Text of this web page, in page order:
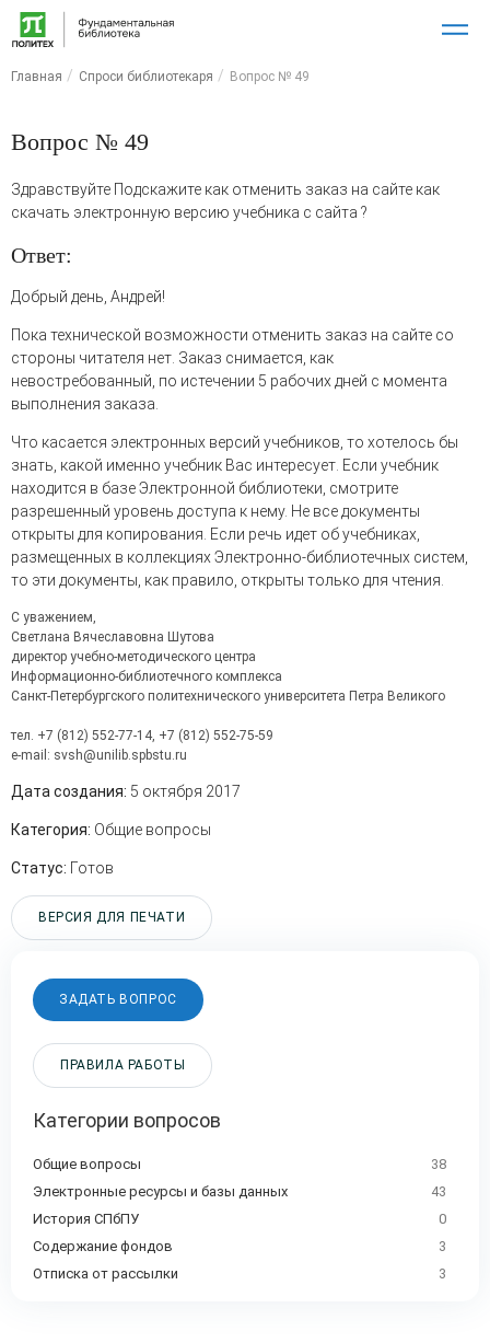
Главная Спроси библиотекаря Вопрос № 49
ЗАДАТЬ ВОПРОС
ПРАВИЛА РАБОТЫ
Категории вопросов
Общие вопросы
38
Электронные ресурсы и базы данных
43
История СПбПУ
0
Содержание фондов
3
Отписка от рассылки
3
Вопрос № 49
Здравствуйте Подскажите как отменить заказ на сайте как
скачать электронную версию учебника с сайта ?
Ответ:
Добрый день, Андрей!
Пока технической возможности отменить заказ на сайте со
стороны читателя нет. Заказ снимается, как
невостребованный, по истечении 5 рабочих дней с момента
выполнения заказа.
Что касается электронных версий учебников, то хотелось бы
знать, какой именно учебник Вас интересует. Если учебник
находится в базе Электронной библиотеки, смотрите
разрешенный уровень доступа к нему. Не все документы
открыты для копирования. Если речь идет об учебниках,
размещенных в коллекциях Электронно-библиотечных систем,
то эти документы, как правило, открыты только для чтения.
С уважением,
Светлана Вячеславовна Шутова
директор учебно-методического центра
Информационно-библиотечного комплекса
Санкт-Петербургского политехнического университета Петра Великого
тел. +7 (812) 552-77-14, +7 (812) 552-75-59
e-mail: svsh@unilib.spbstu.ru
Дата создания: 5 октября 2017
Категория: Общие вопросы
Статус: Готов
ВЕРСИЯ ДЛЯ ПЕЧАТИ